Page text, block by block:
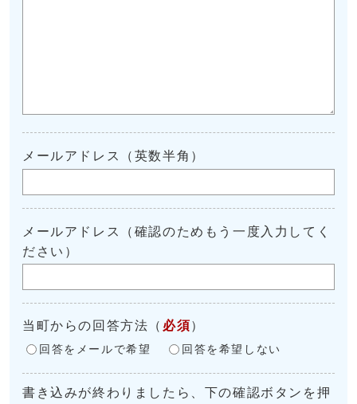
メールアドレス（英数半角）
メールアドレス（確認のためもう一度入力してく
ださい）
当町からの回答方法 （ 必須 ）
回答をメールで希望 回答を希望しない
書き込みが終わりましたら、下の確認ボタンを押